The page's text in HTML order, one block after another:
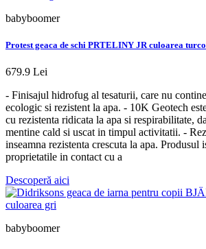
babyboomer
Protest geaca de schi PRTELINY JR culoarea
679.9 Lei
- Finisajul hidrofug al tesaturii, care nu
ecologic si rezistent la apa. - 10K Geotech
cu rezistenta ridicata la apa si respirabilitate,
mentine cald si uscat in timpul activitatii. -
inseamna rezistenta crescuta la apa. Produsul
proprietatile in contact cu a
Descoperă aici
babyboomer